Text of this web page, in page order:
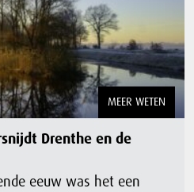
MEER WETEN
Drenthe en de
eeuw was het een